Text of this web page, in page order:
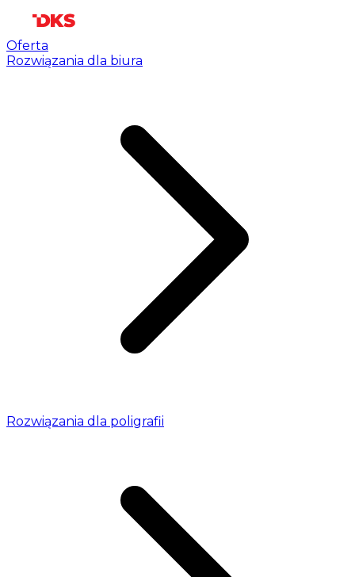
Oferta
Rozwiązania dla biura
Rozwiązania dla poligrafii